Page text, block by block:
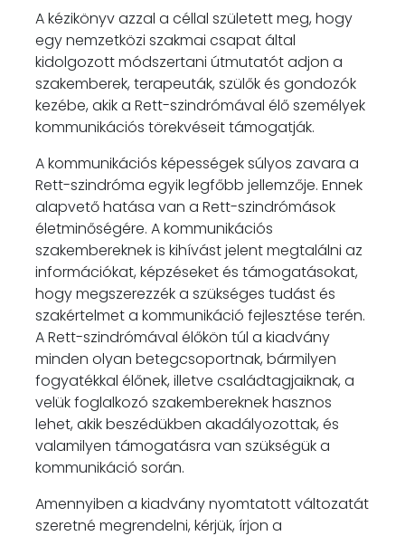
A kézikönyv azzal a céllal született meg, hogy
egy nemzetközi szakmai csapat által
kidolgozott módszertani útmutatót adjon a
szakemberek, terapeuták, szülők és gondozók
kezébe, akik a Rett-szindrómával élő személyek
kommunikációs törekvéseit támogatják.
A kommunikációs képességek súlyos zavara a
Rett-szindróma egyik legfőbb jellemzője. Ennek
alapvető hatása van a Rett-szindrómások
életminőségére. A kommunikációs
szakembereknek is kihívást jelent megtalálni az
információkat, képzéseket és támogatásokat,
hogy megszerezzék a szükséges tudást és
szakértelmet a kommunikáció fejlesztése terén.
A Rett-szindrómával élőkön túl a kiadvány
minden olyan betegcsoportnak, bármilyen
fogyatékkal élőnek, illetve családtagjaiknak, a
velük foglalkozó szakembereknek hasznos
lehet, akik beszédükben akadályozottak, és
valamilyen támogatásra van szükségük a
kommunikáció során.
Amennyiben a kiadvány nyomtatott változatát
szeretné megrendelni, kérjük, írjon a